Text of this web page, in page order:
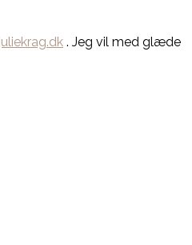
. Jeg vil med glæde